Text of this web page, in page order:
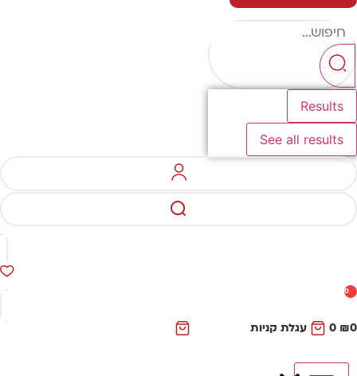
Results
See all results
0
₪
0 עגלת קניות